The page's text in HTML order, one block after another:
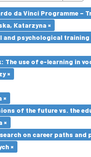
da Vinci Programme
Katarzyna ×
and psychological
The use of e-learning in
×
×
of the future vs. the
×
on career paths
×